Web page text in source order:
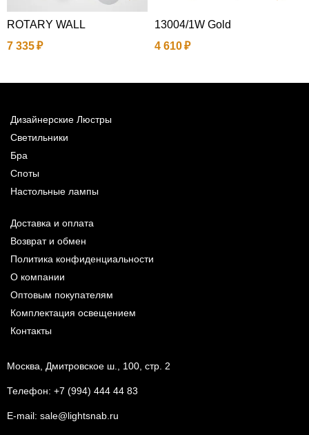
ROTARY WALL
7 335
13004/1W Gold
4 610
Дизайнерские Люстры
Светильники
Бра
Споты
Настольные лампы
Доставка и оплата
Возврат и обмен
Политика конфиденциальности
О компании
Оптовым покупателям
Комплектация освещением
Контакты
Москва, Дмитровское ш., 100, стр. 2
Телефон: +7 (994) 444 44 83
E-mail: sale@lightsnab.ru